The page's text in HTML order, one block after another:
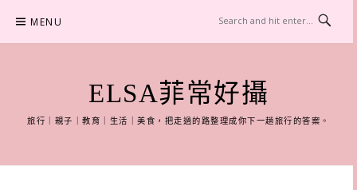
content
MENU
ELSA菲常好攝
旅行｜親子｜教育｜生活｜美食，把走過的路整理成你下一趟旅行的答案。